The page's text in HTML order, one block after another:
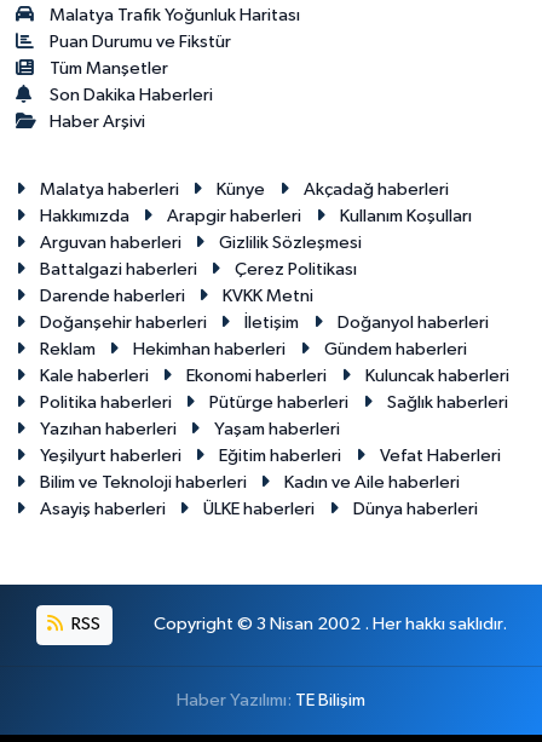
Malatya Trafik Yoğunluk Haritası
Puan Durumu ve Fikstür
Tüm Manşetler
Son Dakika Haberleri
Haber Arşivi
Malatya haberleri Künye
Akçadağ haberleri
Hakkımızda
Arapgir haberleri
Kullanım Koşulları
Arguvan haberleri
Gizlilik Sözleşmesi
Battalgazi haberleri
Çerez Politikası
Darende haberleri
KVKK Metni
Doğanşehir haberleri
İletişim
Doğanyol haberleri
Reklam
Hekimhan haberleri
Gündem haberleri
Kale haberleri
Ekonomi haberleri
Kuluncak haberleri
Politika haberleri
Pütürge haberleri
Sağlık haberleri
Yazıhan haberleri
Yaşam haberleri
Yeşilyurt haberleri
Eğitim haberleri
Vefat Haberleri
Bilim ve Teknoloji haberleri
Kadın ve Aile haberleri
Asayiş haberleri
ÜLKE haberleri Dünya haberleri
RSS Copyright © 3 Nisan 2002 . Her hakkı saklıdır.
Haber Yazılımı: TE Bilişim